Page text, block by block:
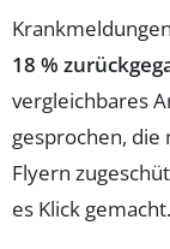
18 %
vergleichbares
gesprochen, die
Flyern
es Klick